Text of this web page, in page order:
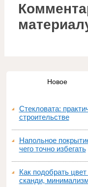
Новое
Стекловата:
строительстве
Напольное
чего точно избегать
Как подобрать
сканди,